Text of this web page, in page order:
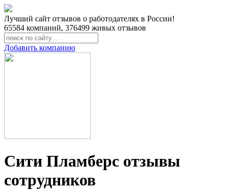
Лучший сайт отзывов о работодателях в России!
65584 компаний, 376499 живых отзывов
Добавить компанию
Сити Пламберс отзывы
сотрудников